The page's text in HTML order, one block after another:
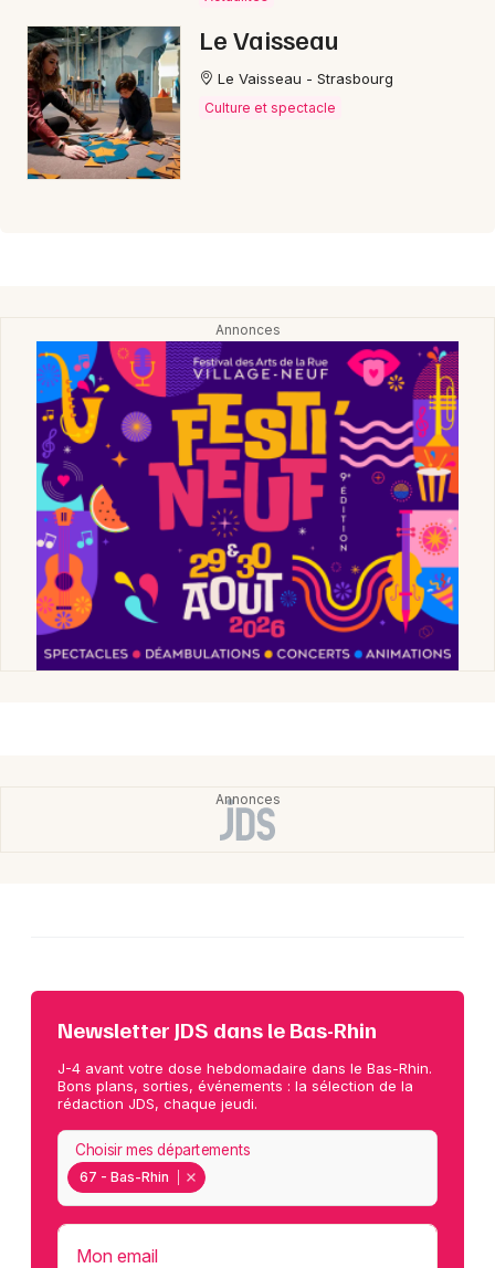
Le Vaisseau
Le Vaisseau - Strasbourg
Culture et spectacle
Newsletter JDS dans le Bas-Rhin
J-4 avant votre dose hebdomadaire dans le Bas-Rhin.
Bons plans, sorties, événements : la sélection de la
rédaction JDS, chaque jeudi.
67 - Bas-Rhin
Choisir mes départements
Mon email